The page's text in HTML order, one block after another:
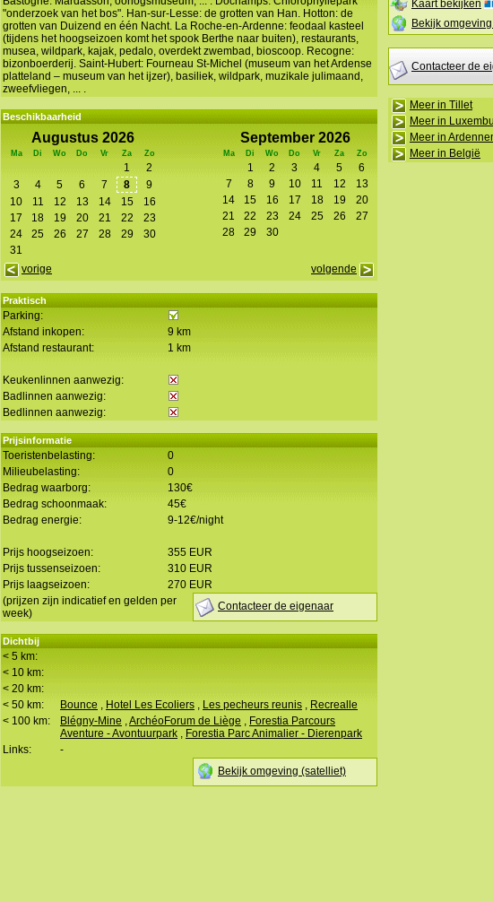
Kaart bekijken
Bekijk
Contacteer de
Meer in Tillet
Meer in
Meer in
Meer in België
"onderzoek van het bos". Han-sur-Lesse: de grotten van Han. Hotton: de
grotten van Duizend en één Nacht. La Roche-en-Ardenne: feodaal kasteel
(tijdens het hoogseizoen komt het spook Berthe naar buiten), restaurants,
musea, wildpark, kajak, pedalo, overdekt zwembad, bioscoop. Recogne:
bizonboerderij. Saint-Hubert: Fourneau St-Michel (museum van het Ardense
platteland – museum van het ijzer), basiliek, wildpark, muzikale julimaand,
zweefvliegen, ... .
Beschikbaarheid
Augustus 2026
Ma Di Wo Do Vr Za Zo
1
2
3
4 5 6 7 8
9
10
11 12 13 14 15
16
17
18 19 20 21 22
23
24
25 26 27 28 29
30
31
September 2026
Ma Di Wo Do Vr Za Zo
1 2 3 4 5
6
7
8 9 10 11 12
13
14
15 16 17 18 19
20
21
22 23 24 25 26
27
28
29 30
vorige volgende
Praktisch
Parking:
Afstand inkopen:
9 km
Afstand restaurant:
1 km
Keukenlinnen aanwezig:
Badlinnen aanwezig:
Bedlinnen aanwezig:
Prijsinformatie
Toeristenbelasting:
0
Milieubelasting:
0
Bedrag waarborg:
130€
Bedrag schoonmaak:
45€
Bedrag energie:
9-12€/night
Prijs hoogseizoen:
355 EUR
Prijs tussenseizoen:
310 EUR
Prijs laagseizoen:
270 EUR
(prijzen zijn indicatief en gelden per
week)
Contacteer de eigenaar
Dichtbij
< 5 km:
< 10 km:
< 20 km:
< 50 km:
Bounce , Hotel Les Ecoliers , Les pecheurs reunis , Recrealle
< 100 km:
Blégny-Mine ,ArchéoForum de Liège , Forestia Parcours
Aventure - Avontuurpark , Forestia Parc Animalier - Dierenpark
Links:
-
Bekijk omgeving (satelliet)